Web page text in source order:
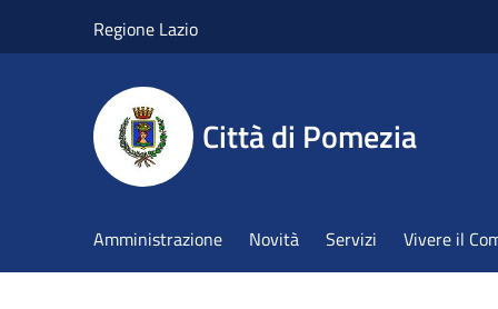
Regione Lazio
Città di Pomezia
Amministrazione Novità Servizi Vivere il